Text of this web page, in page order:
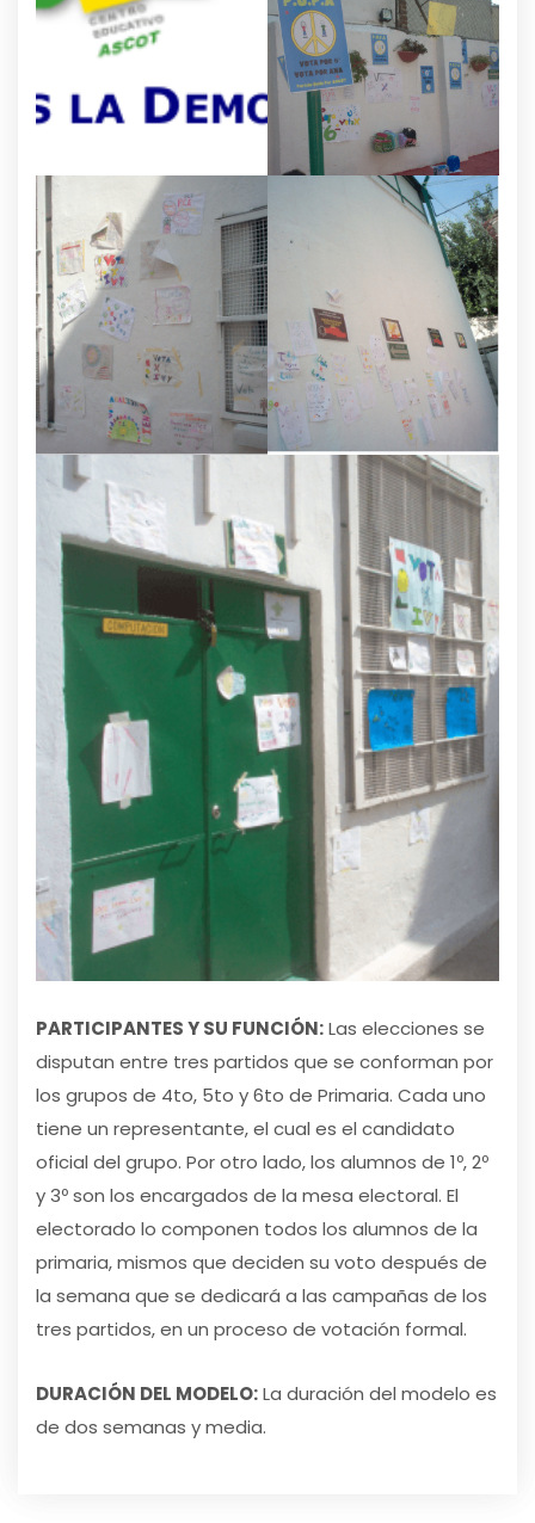
PARTICIPANTES Y SU FUNCIÓN:Las elecciones se
disputan entre tres partidos que se conforman por
los grupos de 4to, 5to y 6to de Primaria. Cada uno
tiene un representante, el cual es el candidato
oficial del grupo. Por otro lado, los alumnos de 1º, 2º
y 3º son los encargados de la mesa electoral. El
electorado lo componen todos los alumnos de la
primaria, mismos que deciden su voto después de
la semana que se dedicará a las campañas de los
tres partidos, en un proceso de votación formal.
DURACIÓN DEL MODELO:La duración del modelo es
de dos semanas y media.